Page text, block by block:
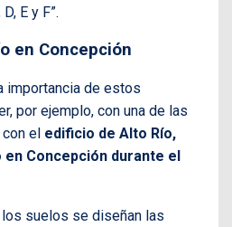
E y F”.
en Concepción
importancia de estos
por ejemplo, con una de las
el edificio de Alto Río,
Concepción durante el
suelos se diseñan las